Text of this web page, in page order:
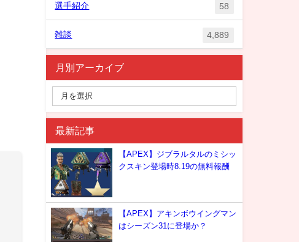
選手紹介 58
雑談 4,889
月別アーカイブ
最新記事
【APEX】ジブラルタルのミシッ
クスキン登場時8.19の無料報酬
【APEX】アキンボウイングマン
はシーズン31に登場か？